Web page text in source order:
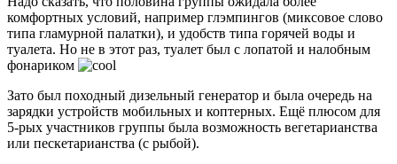
комфортных условий, например глэмпингов (миксовое слово
типа гламурной палатки), и удобств типа горячей воды и
туалета. Но не в этот раз, туалет был с лопатой и налобным
фонариком
Зато был походный дизельный генератор и была очередь на
зарядки устройств мобильных и коптерных. Ещё плюсом для
5-рых участников группы была возможность вегетарианства
или пескетарианства (с рыбой).